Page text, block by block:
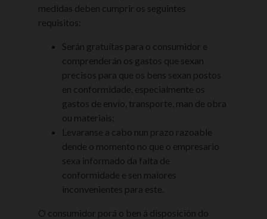
medidas deben cumprir os seguintes
requisitos:
Serán gratuítas para o consumidor e
comprenderán os gastos que sexan
precisos para que os bens sexan postos
en conformidade, especialmente os
gastos de envío, transporte, man de obra
ou materiais;
Levaranse a cabo nun prazo razoable
dende o momento no que o empresario
sexa informado da falta de
conformidade e sen maiores
inconvenientes para este.
O consumidor porá o ben á disposición do